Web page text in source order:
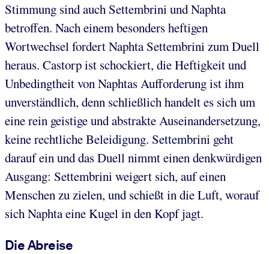
Stimmung sind auch Settembrini und Naphta
betroffen. Nach einem besonders heftigen
Wortwechsel fordert Naphta Settembrini zum Duell
heraus. Castorp ist schockiert, die Heftigkeit und
Unbedingtheit von Naphtas Aufforderung ist ihm
unverständlich, denn schließlich handelt es sich um
eine rein geistige und abstrakte Auseinandersetzung,
keine rechtliche Beleidigung. Settembrini geht
darauf ein und das Duell nimmt einen denkwürdigen
Ausgang: Settembrini weigert sich, auf einen
Menschen zu zielen, und schießt in die Luft, worauf
sich Naphta eine Kugel in den Kopf jagt.
Die Abreise